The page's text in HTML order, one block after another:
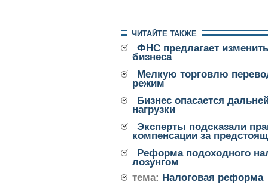
ЧИТАЙТЕ ТАКЖЕ
ФНС предлагает
бизнеса
Мелкую торговлю
режим
Бизнес опасается
нагрузки
Эксперты подсказали
компенсации за
Реформа подоходного
лозунгом
тема: Налоговая реформа